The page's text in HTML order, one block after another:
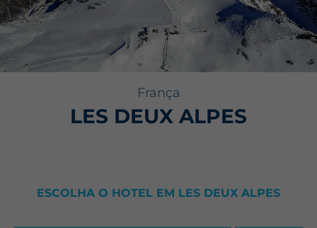
França
LES DEUX ALPES
ESCOLHA O HOTEL EM LES DEUX ALPES